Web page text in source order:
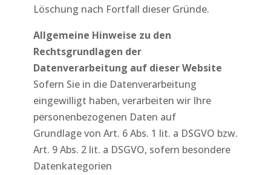
Löschung nach Fortfall dieser Gründe.
Allgemeine Hinweise zu den
Rechtsgrundlagen der
Datenverarbeitung auf dieser Website
Sofern Sie in die Datenverarbeitung
eingewilligt haben, verarbeiten wir Ihre
personenbezogenen Daten auf
Grundlage von Art. 6 Abs. 1 lit. a DSGVO bzw.
Art. 9 Abs. 2 lit. a DSGVO, sofern besondere
Datenkategorien